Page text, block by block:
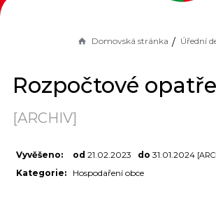
Domovská stránka Úřední
Rozpočtové
[ARCHIV]
Vyvěšeno: od 21.02.2023 do 31.01.2024
Kategorie: Hospodaření obce